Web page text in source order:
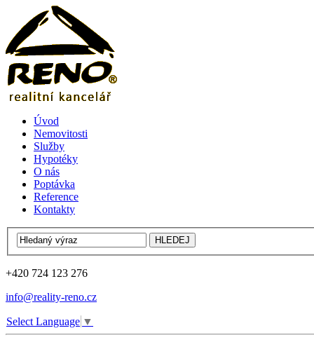
Úvod
Nemovitosti
Služby
Hypotéky
O nás
Poptávka
Reference
Kontakty
+420 724 123 276
info@reality-reno.cz
Select Language ▼